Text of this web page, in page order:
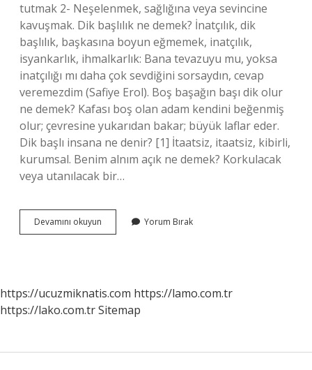
tutmak 2- Neşelenmek, sağlığına veya sevincine
kavuşmak. Dik başlılık ne demek? İnatçılık, dik
başlılık, başkasına boyun eğmemek, inatçılık,
isyankarlık, ihmalkarlık: Bana tevazuyu mu, yoksa
inatçılığı mı daha çok sevdiğini sorsaydın, cevap
veremezdim (Safiye Erol). Boş başağın başı dik olur
ne demek? Kafası boş olan adam kendini beğenmiş
olur; çevresine yukarıdan bakar; büyük laflar eder.
Dik başlı insana ne denir? [1] İtaatsiz, itaatsiz, kibirli,
kurumsal. Benim alnım açık ne demek? Korkulacak
veya utanılacak bir…
Devamını okuyun
Dik
Yorum Bırak
https://ucuzmiknatis.com https://lamo.com.tr
https://lako.com.trSitemap